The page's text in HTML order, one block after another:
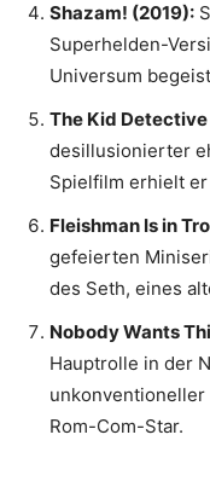
Shazam! (2019):
Superhelden-
Universum
The Kid
desillusionierter
Spielfilm erhielt
Fleishman Is in
gefeierten
des Seth, eines
Nobody Wants
Hauptrolle in der
unkonventioneller
Rom-Com-Star.